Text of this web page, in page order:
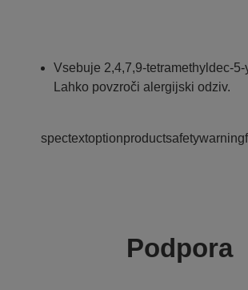
Vsebuje 2,4,7,9-tetramethyldec-
Lahko povzroči alergijski odziv.
Podpora